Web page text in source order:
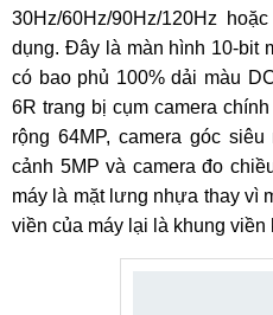
30Hz/60Hz/90Hz/120Hz
dụng. Đây là màn hình 10-bit
có bao phủ 100% dải màu
6R trang bị cụm camera
rộng 64MP, camera góc
cảnh 5MP và camera đo
máy là mặt lưng nhựa thay vì
viền của máy lại là khung viền